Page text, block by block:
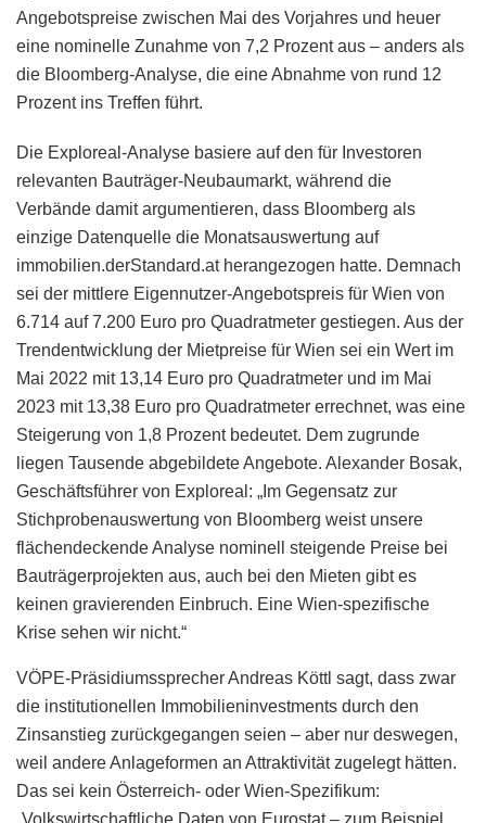
Angebotspreise zwischen Mai des Vorjahres und heuer
eine nominelle Zunahme von 7,2 Prozent aus – anders als
die Bloomberg-Analyse, die eine Abnahme von rund 12
Prozent ins Treffen führt.
Die Exploreal-Analyse basiere auf den für Investoren
relevanten Bauträger-Neubaumarkt, während die
Verbände damit argumentieren, dass Bloomberg als
einzige Datenquelle die Monatsauswertung auf
immobilien.derStandard.at herangezogen hatte. Demnach
sei der mittlere Eigennutzer-Angebotspreis für Wien von
6.714 auf 7.200 Euro pro Quadratmeter gestiegen. Aus der
Trendentwicklung der Mietpreise für Wien sei ein Wert im
Mai 2022 mit 13,14 Euro pro Quadratmeter und im Mai
2023 mit 13,38 Euro pro Quadratmeter errechnet, was eine
Steigerung von 1,8 Prozent bedeutet. Dem zugrunde
liegen Tausende abgebildete Angebote. Alexander Bosak,
Geschäftsführer von Exploreal: „Im Gegensatz zur
Stichprobenauswertung von Bloomberg weist unsere
flächendeckende Analyse nominell steigende Preise bei
Bauträgerprojekten aus, auch bei den Mieten gibt es
keinen gravierenden Einbruch. Eine Wien-spezifische
Krise sehen wir nicht.“
VÖPE-Präsidiumssprecher Andreas Köttl sagt, dass zwar
die institutionellen Immobilieninvestments durch den
Zinsanstieg zurückgegangen seien – aber nur deswegen,
weil andere Anlageformen an Attraktivität zugelegt hätten.
Das sei kein Österreich- oder Wien-Spezifikum:
„Volkswirtschaftliche Daten von Eurostat – zum Beispiel